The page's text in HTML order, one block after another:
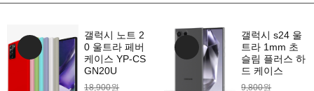
갤럭시 노트 2
0 울트라 페버
케이스 YP-CS
GN20U
18,900원
갤럭시 s24 울
트라 1mm 초
슬림 플러스 하
드 케이스
9,800원